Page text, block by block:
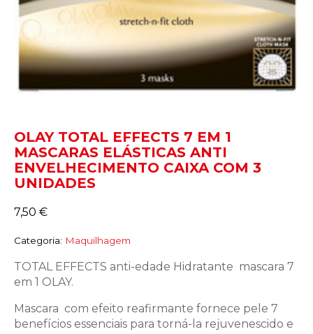
OLAY TOTAL EFFECTS 7 EM 1
MASCARAS ELÁSTICAS ANTI
ENVELHECIMENTO CAIXA COM 3
UNIDADES
7,50 €
Categoria: Maquilhagem
TOTAL EFFECTS anti-edade Hidratante mascara 7
em 1 OLAY.
Mascara com efeito reafirmante fornece pele 7
benefícios essenciais para torná-la rejuvenescido e